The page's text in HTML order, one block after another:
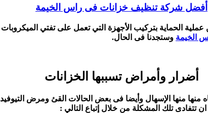
أفضل شركة تنظيف خزانات فى راس الخيمة
الحماية بتركيب الأجهزة التي تعمل على تفتي
الخيمة وستجدنا فى الحال.
أضرار وأمراض تسببها الخزانات
منها منها الإسهال وأيضا فى بعض الحالات القئ ومرض
تلك المشكلة من خلال إتباع التالي :